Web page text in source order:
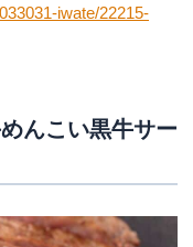
iwate/22215-
んこい黒牛サー